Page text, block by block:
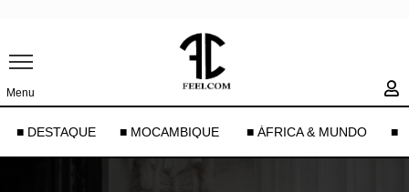
Menu
■ DESTAQUE ■ MOCAMBIQUE ■ ÁFRICA & MUNDO ■